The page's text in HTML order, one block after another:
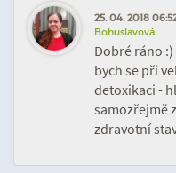
25. 04. 2018
Bohuslavová
Dobré ráno
bych se při
detoxikaci -
samozřejmě
zdravotní